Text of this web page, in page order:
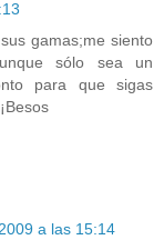
gamas;me siento
sólo sea un
para que sigas
a las 15:14